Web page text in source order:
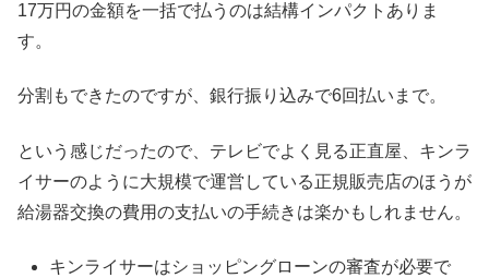
17万円の金額を一括で払うのは結構インパクトありま
す。
分割もできたのですが、銀行振り込みで6回払いまで。
という感じだったので、テレビでよく見る正直屋、キンラ
イサーのように大規模で運営している正規販売店のほうが
給湯器交換の費用の支払いの手続きは楽かもしれません。
キンライサーはショッピングローンの審査が必要で